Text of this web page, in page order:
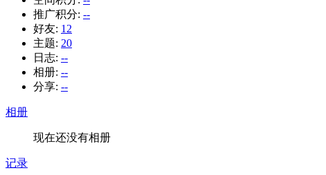
推广积分: --
好友: 12
主题: 20
日志: --
相册: --
分享: --
相册
现在还没有相册
记录